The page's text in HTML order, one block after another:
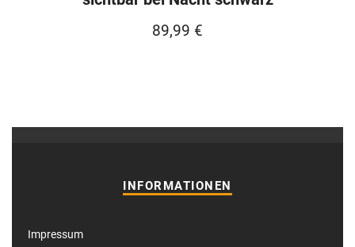
89,99 €
INFORMATIONEN
Impressum